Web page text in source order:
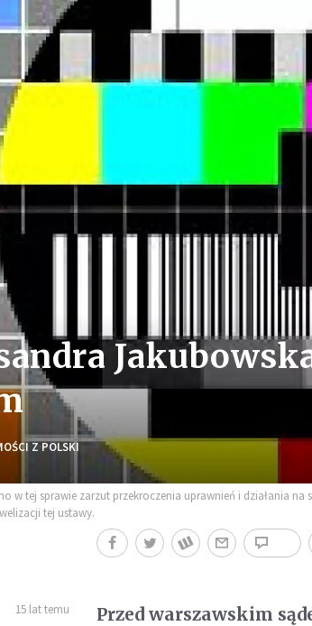
Z POLSKI
w tej sprawie zarzut przekroczenia uprawnień i działania
tej ustawy.
15 lat temu
Przed warszawskim